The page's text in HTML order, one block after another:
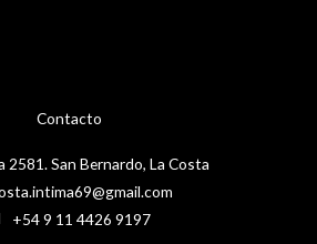
Contacto
2581. San Bernardo, La Costa
+54 9 11 4426 9197